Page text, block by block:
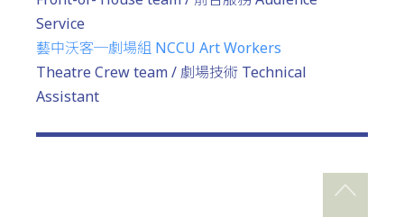
Service
藝中沃客─劇場組 NCCU Art Workers
Theatre Crew team / 劇場技術 Technical
Assistant